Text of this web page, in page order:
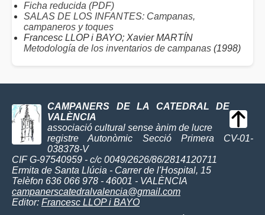
Ficha reducida (PDF)
SALAS DE LOS INFANTES: Campanas,
campaneros y toques
Francesc LLOP i BAYO; Xavier MARTÍN
Metodología de los inventarios de campanas (1998)
CAMPANERS DE LA CATEDRAL DE
VALÈNCIA
associació cultural sense ànim de lucre
registre Autonòmic Secció Primera CV-01-
038378-V
CIF G-97540959 - c/c 0049/2626/86/2814120711
Ermita de Santa Llúcia - Carrer de l'Hospital, 15
Telèfon 636 066 978 - 46001 - VALÈNCIA
campanerscatedralvalencia@gmail.com
Editor: Francesc LLOP i BAYO